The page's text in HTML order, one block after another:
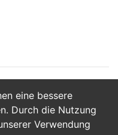
eine bessere
Durch die Nutzung
Verwendung